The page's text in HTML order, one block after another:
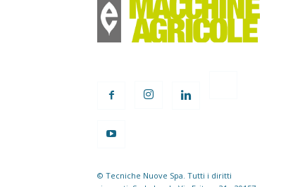
© Tecniche Nuove Spa. Tutti i diritti